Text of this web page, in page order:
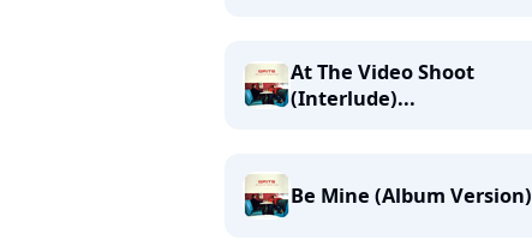
At The Video Shoot
(Interlude)...
Be Mine (Album Version)